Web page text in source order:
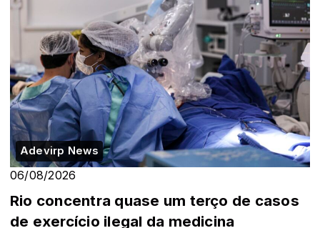
Adevirp News
06/08/2026
Rio concentra quase um terço de casos
de exercício ilegal da medicina